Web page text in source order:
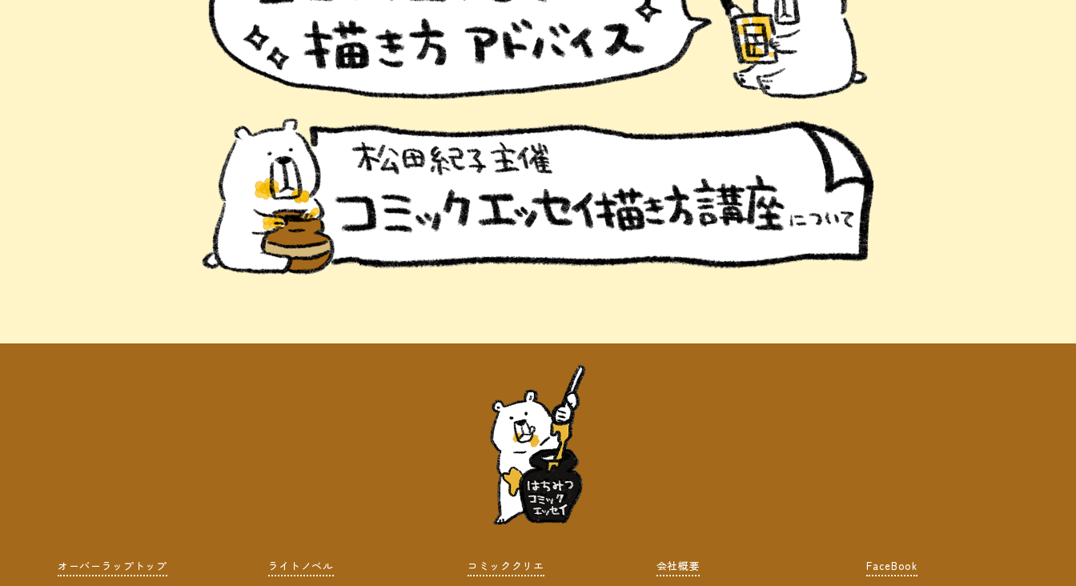
オーバーラップトップ
ライトノベル
コミッククリエ
会社概要
FaceBook